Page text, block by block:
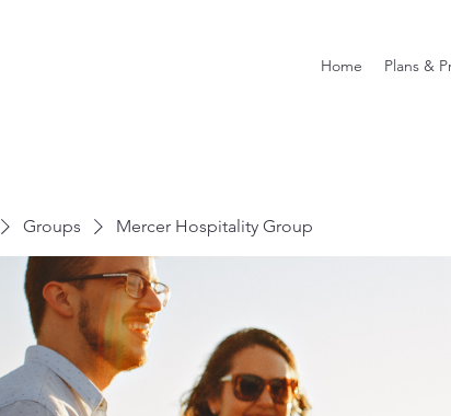
Home Plans &
Groups Mercer Hospitality Group